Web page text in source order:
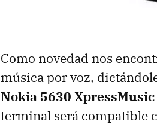
Como novedad nos
música por voz,
Nokia 5630 XpressMusic
terminal será compatible